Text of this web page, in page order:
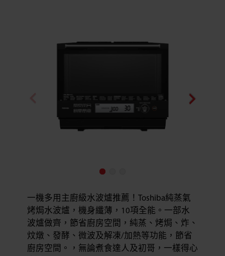
一機多用主廚級水波爐推薦！Toshiba純蒸氣
烤焗水波爐，機身纖薄，10項全能。一部水
波爐做齊，節省廚房空間，純蒸、烤焗、炸、
炆燉、發酵、微波及解凍/加熱等功能，節省
廚房空間。，無論煮食達人及初哥，一樣得心